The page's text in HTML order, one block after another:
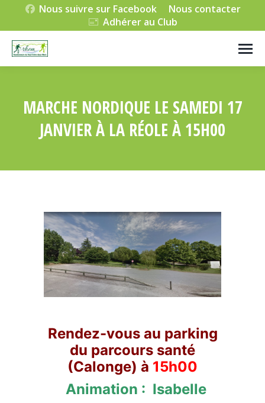
Nous suivre sur Facebook
Nous contacter
Adhérer au Club
MARCHE NORDIQUE LE SAMEDI 17
JANVIER À LA RÉOLE À 15H00
Rendez-vous au parking
du parcours santé
(Calonge) à 15h00
Animation : Isabelle